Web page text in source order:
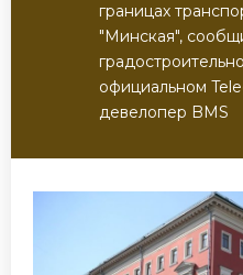
границах
"Минская",
официальном
девелопер BMS